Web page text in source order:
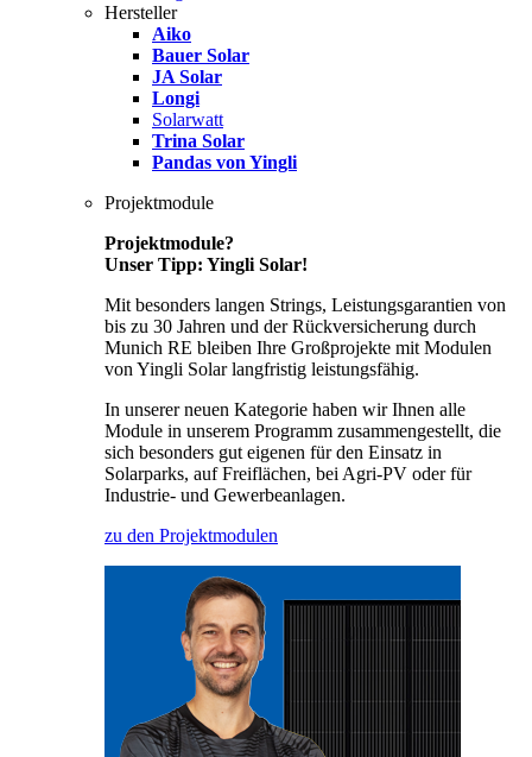
Hersteller
Aiko
Bauer Solar
JA Solar
Longi
Solarwatt
Trina Solar
Pandas von Yingli
Projektmodule
Projektmodule?
Unser Tipp: Yingli Solar!
Mit besonders langen Strings, Leistungsgarantien von
bis zu 30 Jahren und der Rückversicherung durch
Munich RE bleiben Ihre Großprojekte mit Modulen
von Yingli Solar langfristig leistungsfähig.
In unserer neuen Kategorie haben wir Ihnen alle
Module in unserem Programm zusammengestellt, die
sich besonders gut eigenen für den Einsatz in
Solarparks, auf Freiflächen, bei Agri-PV oder für
Industrie- und Gewerbeanlagen.
zu den Projektmodulen